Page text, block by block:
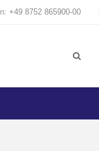
+49 8752 865900-00